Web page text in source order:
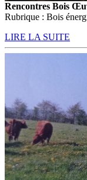
Rencontres Bois
Rubrique : Bois
LIRE LA SUITE